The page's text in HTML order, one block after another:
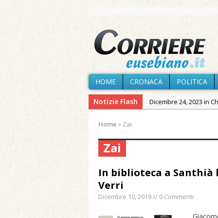
HOME CRONACA POLITICA
Notizie Flash Dicembre 24, 2023 in
Agosto 4, 2026 in
Home » Zai
Zai
In biblioteca a Santhià
Verri
Dicembre 10, 2019 // 0 Commenti